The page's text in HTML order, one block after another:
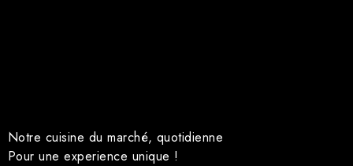
Notre cuisine du marché, quotidienne
Pour une experience unique !